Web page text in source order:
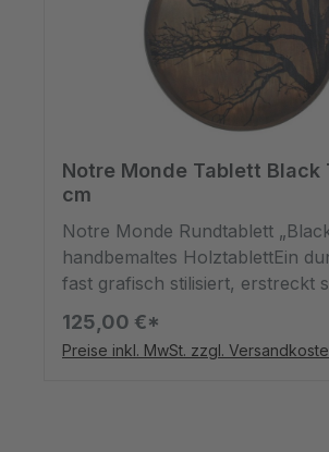
Notre Monde Tablett Black
cm
Notre Monde Rundtablett
handbemaltes HolztablettEin
fast grafisch stilisiert, erstreckt
Oberfläche dieses runden
Notre Monde. Das Motiv „Black
mit Kontrasten – zwischen Natur
125,00 €*
Preise inkl. MwSt. zzgl.